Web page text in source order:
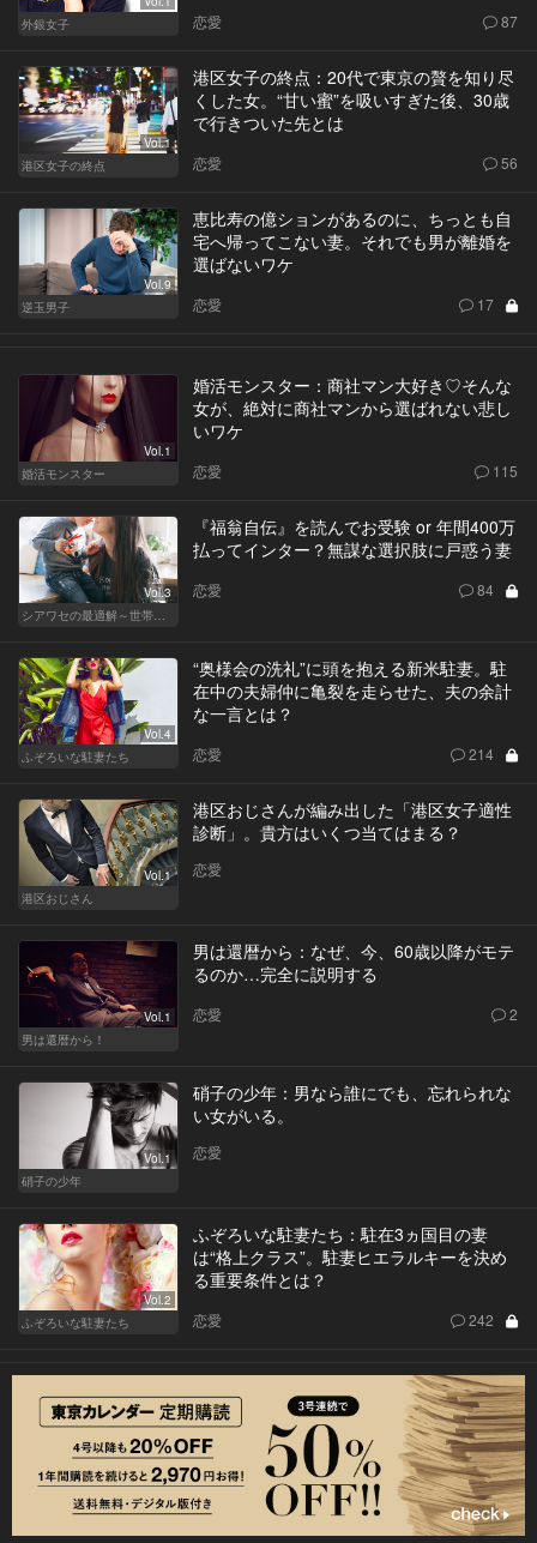
外銀女子
恋愛 87
Vol.1
港区女子の終点
港区女子の終点：20代で東京の贅を知り尽
くした女。“甘い蜜”を吸いすぎた後、30歳
で行きついた先とは
恋愛 56
Vol.9
逆玉男子
恵比寿の億ションがあるのに、ちっとも自
宅へ帰ってこない妻。それでも男が離婚を
選ばないワケ
恋愛 17
Vol.1
婚活モンスター
婚活モンスター：商社マン大好き♡そんな
女が、絶対に商社マンから選ばれない悲し
いワケ
恋愛 115
Vol.3
シアワセの最適解～世帯年収3,600万の夫婦～
『福翁自伝』を読んでお受験 or 年間400万
払ってインター？無謀な選択肢に戸惑う妻
恋愛 84
Vol.4
ふぞろいな駐妻たち
“奥様会の洗礼”に頭を抱える新米駐妻。駐
在中の夫婦仲に亀裂を走らせた、夫の余計
な一言とは？
恋愛 214
Vol.1
港区おじさん
港区おじさんが編み出した「港区女子適性
診断」。貴方はいくつ当てはまる？
恋愛
Vol.1
男は還暦から！
男は還暦から：なぜ、今、60歳以降がモテ
るのか…完全に説明する
恋愛 2
Vol.1
硝子の少年
硝子の少年：男なら誰にでも、忘れられな
い女がいる。
恋愛
Vol.2
ふぞろいな駐妻たち
ふぞろいな駐妻たち：駐在3ヵ国目の妻
は“格上クラス”。駐妻ヒエラルキーを決め
る重要条件とは？
恋愛 242